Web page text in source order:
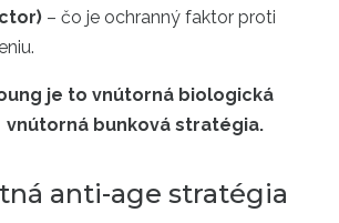
– čo je ochranný faktor proti
je to vnútorná biologická
vnútorná bunková stratégia.
anti-age stratégia